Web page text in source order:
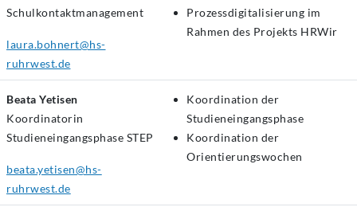
Schulkontaktmanagement
laura.bohnert@hs-
ruhrwest.de
Prozessdigitalisierung im
Rahmen des Projekts HRWir
Beata Yetisen
Koordinatorin
Studieneingangsphase STEP
beata.yetisen@hs-
ruhrwest.de
Koordination der
Studieneingangsphase
Koordination der
Orientierungswochen